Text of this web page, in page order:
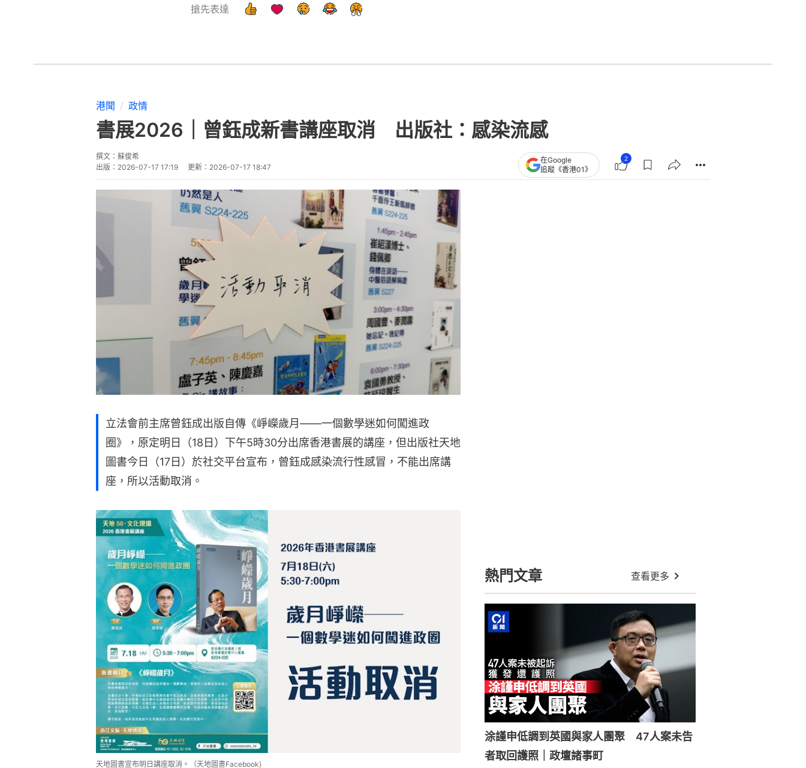
搶先表達
港聞 政情
書展2026｜曾鈺成新書講座取消 出版社：感染流感
撰文： 蘇俊希
出版： 2026-07-17 17:19 更新： 2026-07-17 18:47
在Google
追蹤《香港01》
2
立法會前主席曾鈺成出版自傳《崢嶸歲月——一個數學迷如何闖進政
圈》，原定明日（18日）下午5時30分出席香港書展的講座，但出版社天地
圖書今日（17日）於社交平台宣布，曾鈺成感染流行性感冒，不能出席講
座，所以活動取消。
天地圖書宣布明日講座取消。（天地圖書Facebook)
熱門文章 查看更多
涂謹申低調到英國與家人團聚 47人案未告
者取回護照｜政壇諸事町